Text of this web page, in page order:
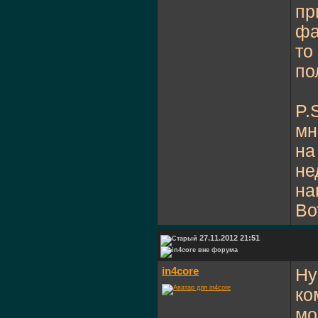
27.11.2012 21:51
in4core